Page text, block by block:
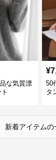
な気質漂
¥
50
タ
新着アイテムの